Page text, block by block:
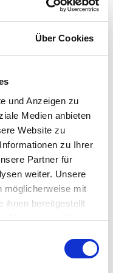
Über Cookies
und Anzeigen zu
Medien anbieten
Website zu
zu Ihrer
Partner für
weiter. Unsere
möglicherweise mit
ihnen bereitgestellt
Nutzung der Dienste
Card
for their virtual
will probably
tips and tricks
Ihre
Security-
Absicherung von
nur